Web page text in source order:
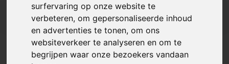
surfervaring op onze website te
verbeteren, om gepersonaliseerde inhoud
en advertenties te tonen, om ons
websiteverkeer te analyseren en om te
begrijpen waar onze bezoekers vandaan